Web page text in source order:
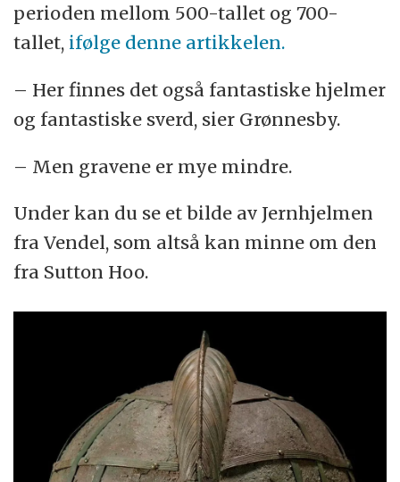
perioden mellom 500-tallet og 700-
tallet, ifølge denne artikkelen.
– Her finnes det også fantastiske hjelmer
og fantastiske sverd, sier Grønnesby.
– Men gravene er mye mindre.
Under kan du se et bilde av Jernhjelmen
fra Vendel, som altså kan minne om den
fra Sutton Hoo.